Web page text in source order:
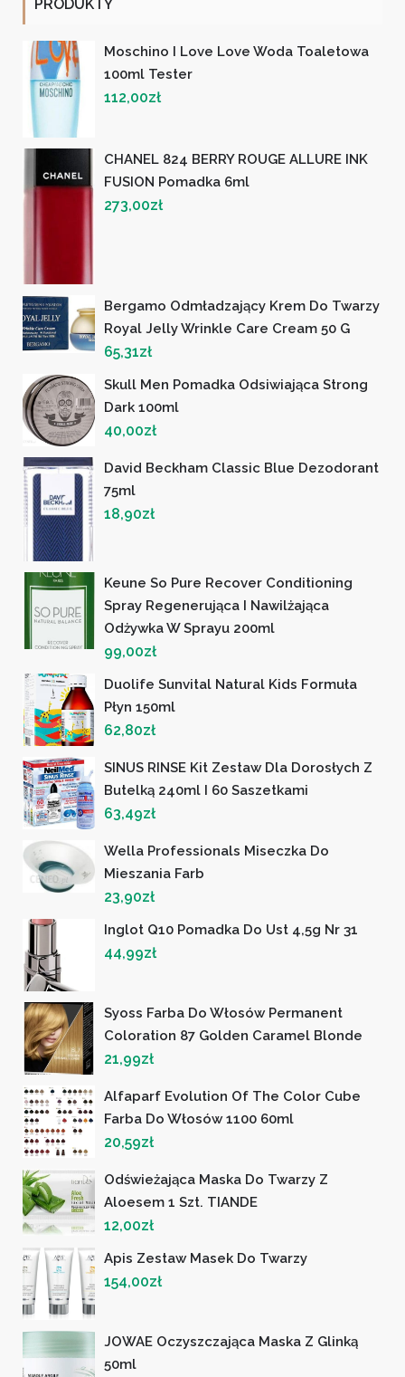
PRODUKTY
Moschino I Love Love Woda Toaletowa
100ml Tester
112,00zł
CHANEL 824 BERRY ROUGE ALLURE INK
FUSION Pomadka 6ml
273,00zł
Bergamo Odmładzający Krem ​​Do Twarzy
Royal Jelly Wrinkle Care Cream 50 G
65,31zł
Skull Men Pomadka Odsiwiająca Strong
Dark 100ml
40,00zł
David Beckham Classic Blue Dezodorant
75ml
18,90zł
Keune So Pure Recover Conditioning
Spray Regenerująca I Nawilżająca
Odżywka W Sprayu 200ml
99,00zł
Duolife Sunvital Natural Kids Formuła
Płyn 150ml
62,80zł
SINUS RINSE Kit Zestaw Dla Dorosłych Z
Butelką 240ml I 60 Saszetkami
63,49zł
Wella Professionals Miseczka Do
Mieszania Farb
23,90zł
Inglot Q10 Pomadka Do Ust 4,5g Nr 31
44,99zł
Syoss Farba Do Włosów Permanent
Coloration 87 Golden Caramel Blonde
21,99zł
Alfaparf Evolution Of The Color Cube
Farba Do Włosów 1100 60ml
20,59zł
Odświeżająca Maska Do Twarzy Z
Aloesem 1 Szt. TIANDE
12,00zł
Apis Zestaw Masek Do Twarzy
154,00zł
JOWAE Oczyszczająca Maska Z Glinką
50ml